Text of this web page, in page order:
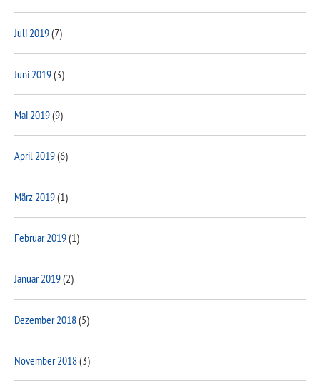
Juli 2019(7)
Juni 2019(3)
Mai 2019(9)
April 2019(6)
März 2019(1)
Februar 2019(1)
Januar 2019(2)
Dezember 2018(5)
November 2018(3)